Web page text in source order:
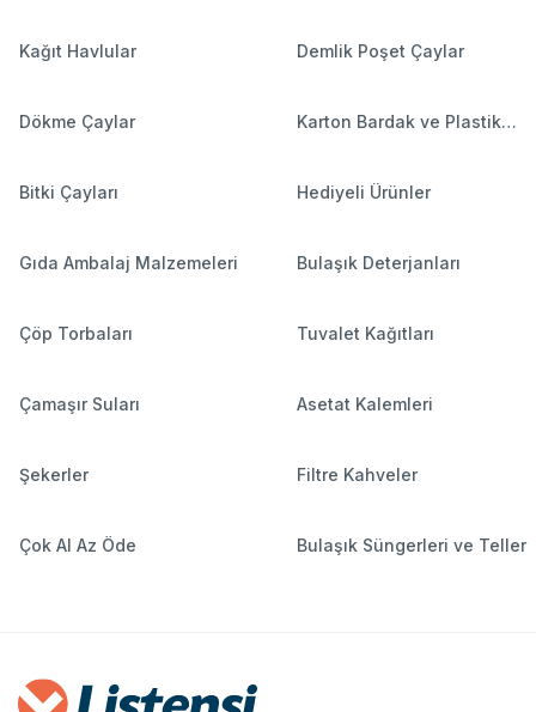
Kağıt Havlular Demlik Poşet Çaylar
Dökme Çaylar
Karton Bardak ve Plastik
Bitki Çayları Hediyeli Ürünler
Gıda Ambalaj Malzemeleri Bulaşık Deterjanları
Çöp Torbaları Tuvalet Kağıtları
Çamaşır Suları Asetat Kalemleri
Şekerler Filtre Kahveler
Çok Al Az Öde Bulaşık Süngerleri ve Teller